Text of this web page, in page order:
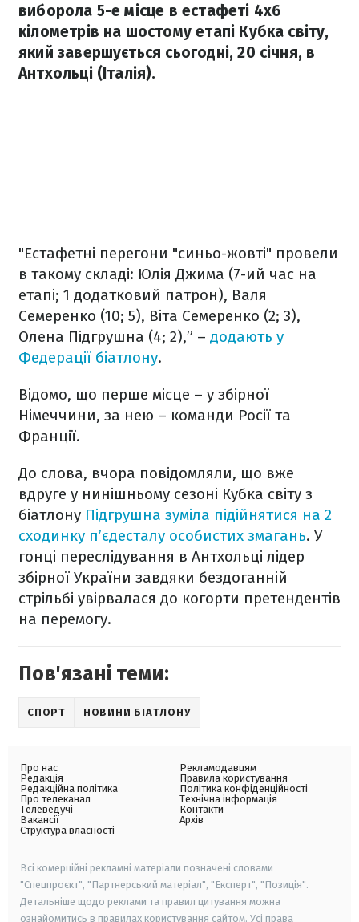
виборола 5-е місце в естафеті 4х6
кілометрів на шостому етапі Кубка світу,
який завершується сьогодні, 20 січня, в
Антхольці (Італія).
"Естафетні перегони "синьо-жовті" провели
в такому складі: Юлія Джима (7-ий час на
етапі; 1 додатковий патрон), Валя
Семеренко (10; 5), Віта Семеренко (2; 3),
Олена Підгрушна (4; 2),” – додають у
Федерації біатлону.
Відомо, що перше місце – у збірної
Німеччини, за нею – команди Росії та
Франції.
До слова, вчора повідомляли, що вже
вдруге у нинішньому сезоні Кубка світу з
біатлону Підгрушна зуміла підійнятися на 2
сходинку п’єдесталу особистих змагань. У
гонці переслідування в Антхольці лідер
збірної України завдяки бездоганній
стрільбі увірвалася до когорти претендентів
на перемогу.
Пов'язані теми:
СПОРТ НОВИНИ БІАТЛОНУ
Про нас
Редакція
Редакційна політика
Про телеканал
Телеведучі
Вакансії
Структура власності
Рекламодавцям
Правила користування
Політика конфіденційності
Технічна інформація
Контакти
Архів
Всі комерційні рекламні матеріали позначені словами
"Спецпроєкт", "Партнерський матеріал", "Експерт", "Позиція".
Детальніше щодо реклами та правил цитування можна
ознайомитись в правилах користування сайтом. Усі права